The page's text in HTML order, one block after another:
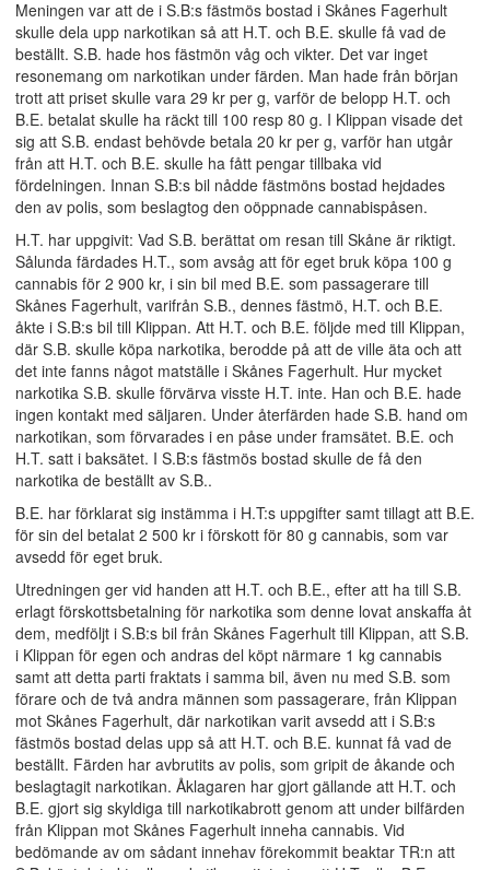
Meningen var att de i S.B:s fästmös bostad i Skånes Fagerhult
skulle dela upp narkotikan så att H.T. och B.E. skulle få vad de
beställt. S.B. hade hos fästmön våg och vikter. Det var inget
resonemang om narkotikan under färden. Man hade från början
trott att priset skulle vara 29 kr per g, varför de belopp H.T. och
B.E. betalat skulle ha räckt till 100 resp 80 g. I Klippan visade det
sig att S.B. endast behövde betala 20 kr per g, varför han utgår
från att H.T. och B.E. skulle ha fått pengar tillbaka vid
fördelningen. Innan S.B:s bil nådde fästmöns bostad hejdades
den av polis, som beslagtog den oöppnade cannabispåsen.
H.T. har uppgivit: Vad S.B. berättat om resan till Skåne är riktigt.
Sålunda färdades H.T., som avsåg att för eget bruk köpa 100 g
cannabis för 2 900 kr, i sin bil med B.E. som passagerare till
Skånes Fagerhult, varifrån S.B., dennes fästmö, H.T. och B.E.
åkte i S.B:s bil till Klippan. Att H.T. och B.E. följde med till Klippan,
där S.B. skulle köpa narkotika, berodde på att de ville äta och att
det inte fanns något matställe i Skånes Fagerhult. Hur mycket
narkotika S.B. skulle förvärva visste H.T. inte. Han och B.E. hade
ingen kontakt med säljaren. Under återfärden hade S.B. hand om
narkotikan, som förvarades i en påse under framsätet. B.E. och
H.T. satt i baksätet. I S.B:s fästmös bostad skulle de få den
narkotika de beställt av S.B..
B.E. har förklarat sig instämma i H.T:s uppgifter samt tillagt att B.E.
för sin del betalat 2 500 kr i förskott för 80 g cannabis, som var
avsedd för eget bruk.
Utredningen ger vid handen att H.T. och B.E., efter att ha till S.B.
erlagt förskottsbetalning för narkotika som denne lovat anskaffa åt
dem, medföljt i S.B:s bil från Skånes Fagerhult till Klippan, att S.B.
i Klippan för egen och andras del köpt närmare 1 kg cannabis
samt att detta parti fraktats i samma bil, även nu med S.B. som
förare och de två andra männen som passagerare, från Klippan
mot Skånes Fagerhult, där narkotikan varit avsedd att i S.B:s
fästmös bostad delas upp så att H.T. och B.E. kunnat få vad de
beställt. Färden har avbrutits av polis, som gripit de åkande och
beslagtagit narkotikan. Åklagaren har gjort gällande att H.T. och
B.E. gjort sig skyldiga till narkotikabrott genom att under bilfärden
från Klippan mot Skånes Fagerhult inneha cannabis. Vid
bedömande av om sådant innehav förekommit beaktar TR:n att